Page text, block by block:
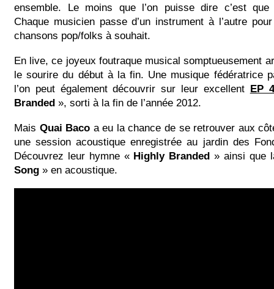
ensemble. Le moins que l’on puisse dire c’est
Chaque musicien passe d’un instrument à l’autre
chansons pop/folks à souhait.
En live, ce joyeux foutraque musical somptueusement
le sourire du début à la fin. Une musique fédératrice
l’on peut également découvrir sur leur excellent EP
Branded », sorti à la fin de l’année 2012.
Mais Quai Baco a eu la chance de se retrouver aux
une session acoustique enregistrée au jardin des
Découvrez leur hymne « Highly Branded » ainsi que
Song » en acoustique.